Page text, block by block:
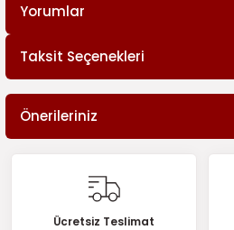
Yorumlar
Bu ürüne ilk yorumu
Yorum Yaz
Taksit Seçenekleri
Önerileriniz
Bu ürünün fiyat bilgisi, resim, ürün
konularda yetersiz gördüğünüz
tarafımıza iletebilirsiniz.
Ücretsiz Teslimat